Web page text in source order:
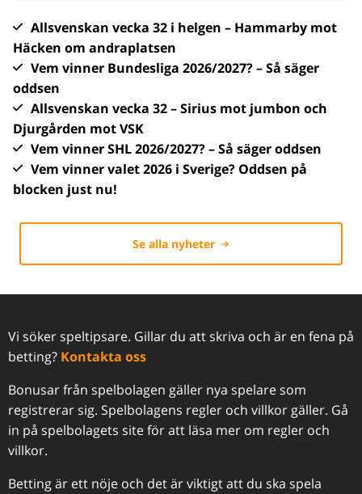
Allsvenskan vecka 32 i helgen – Hammarby mot
Häcken om andraplatsen
Vem vinner Bundesliga 2026/2027? – Så säger
oddsen
Allsvenskan vecka 32 – Sirius mot jumbon och
Djurgården mot VSK
Vem vinner SHL 2026/2027? – Så säger oddsen
Vem vinner valet 2026 i Sverige? Oddsen på
blocken just nu!
Se alla nyheter
Vi söker speltipsare. Gillar du att skriva och är en fena på
betting? Kontakta oss
Bonusar från spelbolagen gäller nya spelare som
registrerar sig. Spelbolagens regler och villkor gäller. Gå
in på spelbolagets site för att läsa mer om regler och
villkor.
Betting är ett nöje och det är viktigt att du ska spela